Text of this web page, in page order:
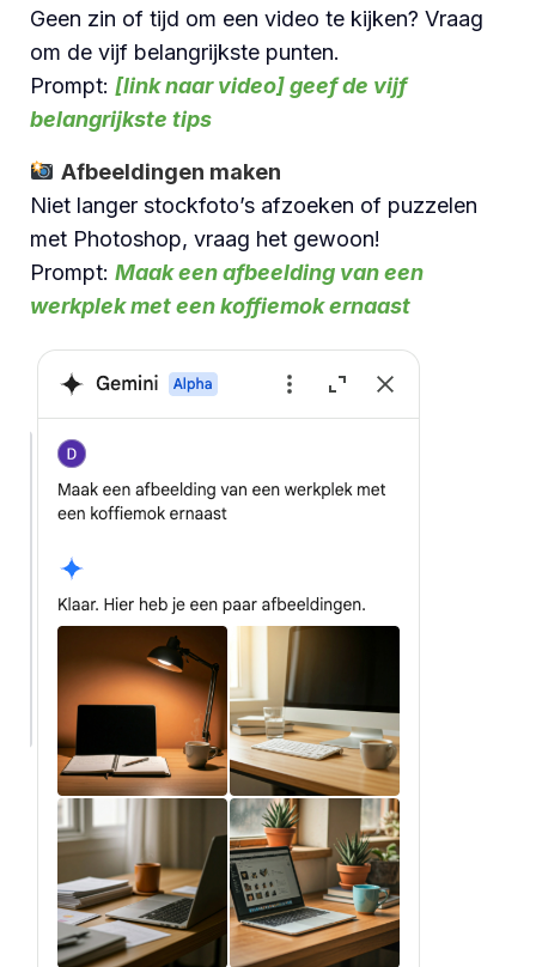
Geen zin of tijd om een video te kijken? Vraag
om de vijf belangrijkste punten.
Prompt: [link naar video] geef de vijf
belangrijkste tips
Afbeeldingen maken
Niet langer stockfoto’s afzoeken of puzzelen
met Photoshop, vraag het gewoon!
Prompt: Maak een afbeelding van een
werkplek met een koffiemok ernaast